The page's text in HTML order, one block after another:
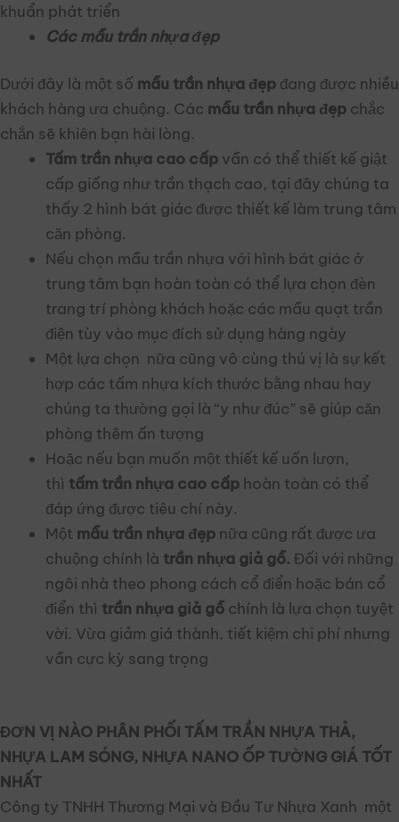
khuẩn phát triển
Các mẫu trần nhựa đẹp
Dưới đây là một số mẫu trần nhựa đẹp đang được nhiều
khách hàng ưa chuộng. Các mẫu trần nhựa đẹp chắc
chắn sẽ khiên bạn hài lòng.
Tấm trần nhựa cao cấp vẫn có thể thiết kế giật
cấp giống như trần thạch cao, tại đây chúng ta
thấy 2 hình bát giác được thiết kế làm trung tâm
căn phòng.
Nếu chọn mẫu trần nhựa với hình bát giác ở
trung tâm bạn hoàn toàn có thể lựa chọn đèn
trang trí phòng khách hoặc các mẫu quạt trần
điện tùy vào mục đích sử dụng hàng ngày
Một lựa chọn nữa cũng vô cùng thú vị là sự kết
hợp các tấm nhựa kích thước bằng nhau hay
chúng ta thường gọi là “y như đúc” sẽ giúp căn
phòng thêm ấn tượng
Hoặc nếu bạn muốn một thiết kế uốn lượn,
thì tấm trần nhựa cao cấp hoàn toàn có thể
đáp ứng được tiêu chí này.
Một mẫu trần nhựa đẹp nữa cũng rất được ưa
chuộng chính là trần nhựa giả gỗ. Đối với những
ngôi nhà theo phong cách cổ điển hoặc bán cổ
điển thì trần nhựa giả gỗ chính là lựa chọn tuyệt
vời. Vừa giảm giá thành, tiết kiệm chi phí nhưng
vẫn cực kỳ sang trọng
ĐƠN VỊ NÀO PHÂN PHỐI TẤM TRẦN NHỰA THẢ,
NHỰA LAM SÓNG, NHỰA NANO ỐP TƯỜNG GIÁ TỐT
NHẤT
Công ty TNHH Thương Mại và Đầu Tư Nhựa Xanh một